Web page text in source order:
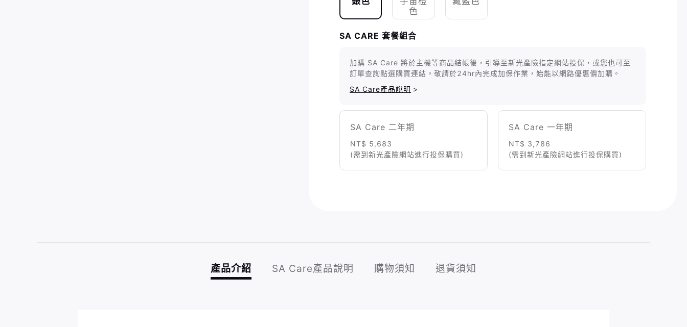
色
SA CARE 套餐組合
加購 SA Care 將於主機等商品結帳後，引導至新光產險指定網站投保，或您也可至
訂單查詢點選購買連結。敬請於24hr內完成加保作業，始能以網路優惠價加購。
SA Care產品說明 >
SA Care 二年期
NT$ 5,683
(需到新光產險網站進行投保購買)
SA Care 一年期
NT$ 3,786
(需到新光產險網站進行投保購買)
產品介紹 SA Care產品說明 購物須知 退貨須知